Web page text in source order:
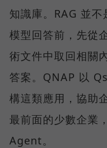
知識庫。RAG 並
模型回答前，先從
術文件中取回相關
答案。QNAP 以
構這類應用，協助
最前面的少數企業
Agent。